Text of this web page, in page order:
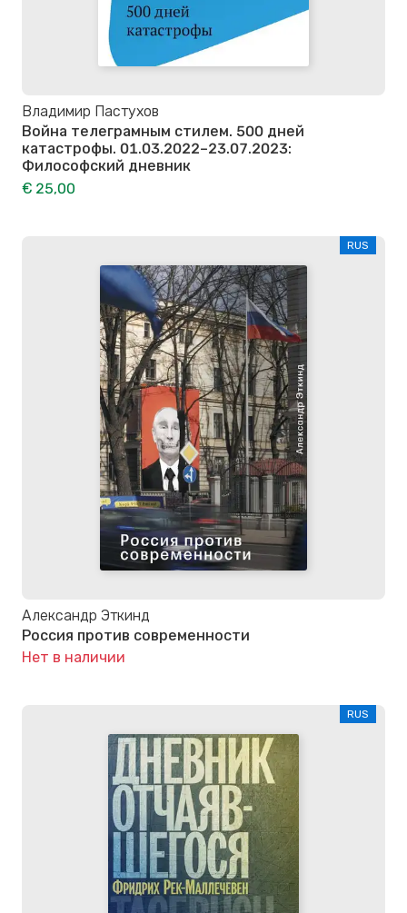
Владимир Пастухов
Война телеграмным стилем. 500 дней
катастрофы. 01.03.2022–23.07.2023:
Философский дневник
€ 25,00
RUS
Александр Эткинд
Россия против современности
Нет в наличии
RUS